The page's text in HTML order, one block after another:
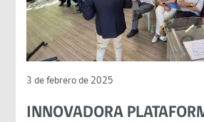
3 de febrero de 2025
INNOVADORA